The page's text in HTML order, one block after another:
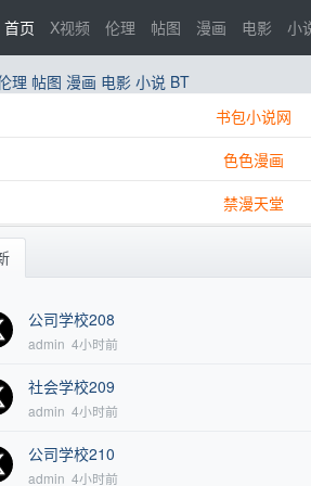
首页 X视频 伦理 帖图 漫画 电影 小
理 帖图 漫画 电影 小说 BT
书包小说网
色色漫画
禁漫天堂
公司学校208
admin 4小时前
社会学校209
admin 4小时前
公司学校210
admin 4小时前